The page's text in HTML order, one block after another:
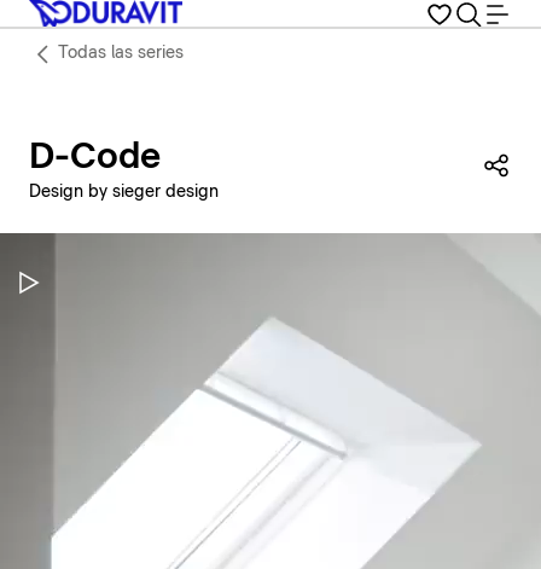
Todas las series
D-Code
Design by sieger design
Pausar vídeo